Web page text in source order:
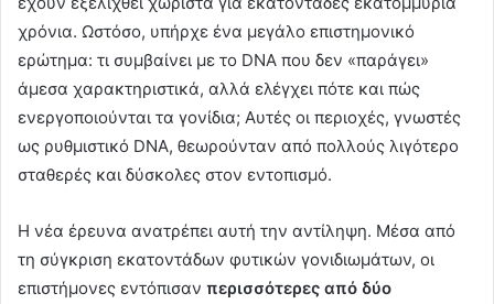
χρόνια. Ωστόσο, υπήρχε ένα μεγάλο επιστημονικό
ερώτημα: τι συμβαίνει με το DNA που δεν «παράγει»
άμεσα χαρακτηριστικά, αλλά ελέγχει πότε και πώς
ενεργοποιούνται τα γονίδια; Αυτές οι περιοχές, γνωστές
ως ρυθμιστικό DNA, θεωρούνταν από πολλούς λιγότερο
σταθερές και δύσκολες στον εντοπισμό.
Η νέα έρευνα ανατρέπει αυτή την αντίληψη. Μέσα από
τη σύγκριση εκατοντάδων φυτικών γονιδιωμάτων, οι
επιστήμονες εντόπισαν περισσότερες από δύο